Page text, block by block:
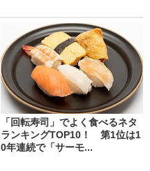
「回転寿司」でよく食べるネタ
ランキングTOP10！ 第1位は1
0年連続で「サーモ...